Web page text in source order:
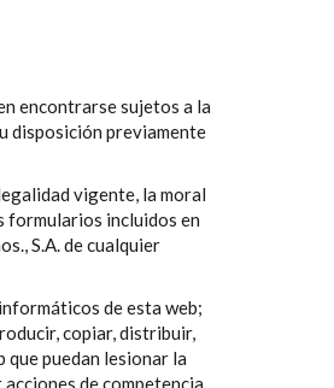
encontrarse sujetos a la
disposición previamente
vigente, la moral
formularios incluidos en
S.A. de cualquier
de esta web;
copiar, distribuir,
puedan lesionar la
de competencia